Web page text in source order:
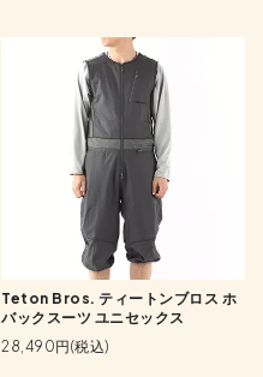
Teton Bros. ティートンブロス ホ
バックスーツ ユニセックス
28,490円(税込)